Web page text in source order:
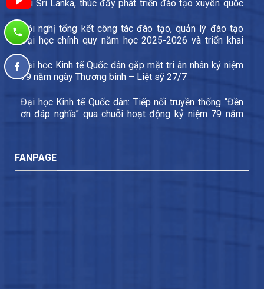
với Sri Lanka, thúc đẩy phát triển đào tạo xuyên quốc
Hội nghị tổng kết công tác đào tạo, quản lý đào tạo
Đại học chính quy năm học 2025-2026 và triển khai
các nhiệm vụ trọng tâm năm học 2026-2027
Đại học Kinh tế Quốc dân gặp mặt tri ân nhân kỷ niệm
79 năm ngày Thương binh – Liệt sỹ 27/7
Đại học Kinh tế Quốc dân: Tiếp nối truyền thống “Đền
ơn đáp nghĩa” qua chuỗi hoạt động kỷ niệm 79 năm
FANPAGE